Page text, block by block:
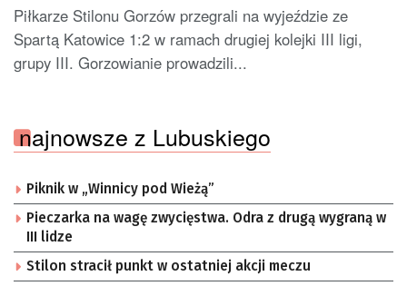
Piłkarze Stilonu Gorzów przegrali na wyjeździe ze
Spartą Katowice 1:2 w ramach drugiej kolejki III ligi,
grupy III. Gorzowianie prowadzili...
najnowsze z Lubuskiego
Piknik w „Winnicy pod Wieżą”
Pieczarka na wagę zwycięstwa. Odra z drugą wygraną w
III lidze
Stilon stracił punkt w ostatniej akcji meczu